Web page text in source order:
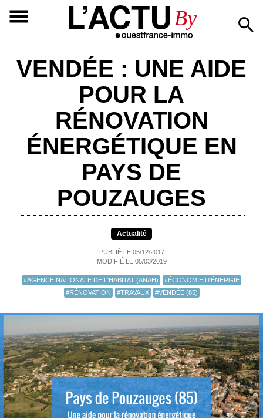
L’ACTUBy
VENDÉE : UNE AIDE
POUR LA
RÉNOVATION
ÉNERGÉTIQUE EN
PAYS DE
POUZAUGES
Actualité
PUBLIÉ LE 05/12/2017
MODIFIÉ LE 05/03/2019
#AGENCE NATIONALE DE L'HABITAT (ANAH)
#ÉCONOMIE D'ÉNERGIE
#RÉNOVATION
#TRAVAUX #VENDÉE (85)